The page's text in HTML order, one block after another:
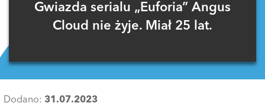
Gwiazda serialu „Euforia” Angus
Cloud nie żyje. Miał 25 lat.
Dodano: 31.07.2023